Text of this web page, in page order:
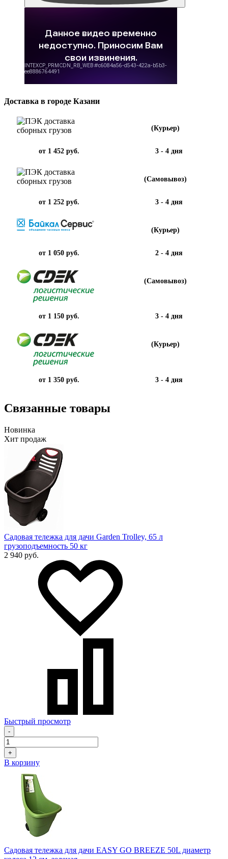
Доставка в городе Казани
(Курьер)
от 1 452 руб. 3 - 4 дня
(Самовывоз)
от 1 252 руб. 3 - 4 дня
(Курьер)
от 1 050 руб. 2 - 4 дня
(Самовывоз)
от 1 150 руб. 3 - 4 дня
(Курьер)
от 1 350 руб. 3 - 4 дня
Связанные товары
Новинка
Хит продаж
Садовая тележка для дачи Garden Trolley, 65 л
грузоподъемность 50 кг
2 940 руб.
Быстрый просмотр
-
+
В корзину
Садовая тележка для дачи EASY GO BREEZE 50L диаметр